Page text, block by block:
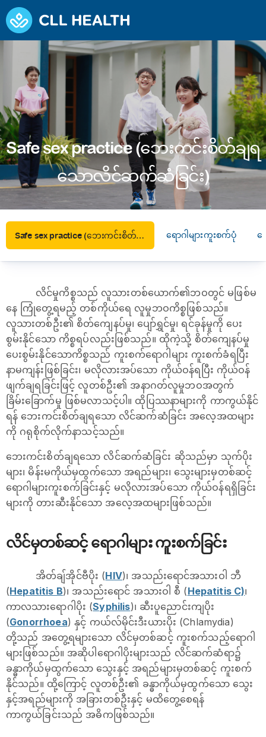
Safe sex practice (ဘေးကင်းစိတ်ချရ
သောလိင်ဆက်ဆံခြင်း)
Safe sex practice (ဘေးကင်းစိတ်ချရသောလိင်ဆက်ဆံခြင်း) ရောဂါများကူးစက်ပုံ ဘ
လိင်မှုကိစ္စသည် လူသားတစ်ယောက်၏ဘဝတွင် မဖြစ်မ
နေ ကြုံတွေ့ရမည့် တစ်ကိုယ်ရေ လူမှုဘဝကိစ္စဖြစ်သည်။
လူသားတစ်ဦး၏ စိတ်ကျေနပ်မှု၊ ပျော်ရွှင်မှု၊ ရင်ခုန်မှုကို ပေး
စွမ်းနိုင်သော ကိစ္စရပ်လည်းဖြစ်သည်။ ထိုကဲ့သို့ စိတ်ကျေနပ်မှု
ပေးစွမ်းနိုင်သောကိစ္စသည် ကူးစက်ရောဂါများ ကူးစက်ခံရပြီး
နာမကျန်းဖြစ်ခြင်း၊ မလိုလားအပ်သော ကိုယ်ဝန်ရပြီး ကိုယ်ဝန်
ဖျက်ချရခြင်းဖြင့် လူတစ်ဦး၏ အနာဂတ်လူမှုဘဝအတွက်
ခြိမ်းခြောက်မှု ဖြစ်မလာသင့်ပါ။ ထိုပြဿနာများကို ကာကွယ်နိုင်
ရန် ဘေးကင်းစိတ်ချရသော လိင်ဆက်ဆံခြင်း အလေ့အထများ
ကို ဂရုစိုက်လိုက်နာသင့်သည်။
ဘေးကင်းစိတ်ချရသော လိင်ဆက်ဆံခြင်း ဆိုသည်မှာ သုက်ပိုး
များ၊ မိန်းမကိုယ်မှထွက်သော အရည်များ၊ သွေးများမှတစ်ဆင့်
ရောဂါများကူးစက်ခြင်းနှင့် မလိုလားအပ်သော ကိုယ်ဝန်ရရှိခြင်း
များကို တားဆီးနိုင်သော အလေ့အထများဖြစ်သည်။
လိင်မှတစ်ဆင့် ရောဂါများ ကူးစက်ခြင်း
အိတ်ချ်အိုင်ဗီပိုး (HIV)၊ အသည်းရောင်အသားဝါ ဘီ
(Hepatitis B)၊ အသည်းရောင် အသားဝါ စီ (Hepatitis C)၊
ကာလသားရောဂါပိုး (Syphilis)၊ ဆီးပူညောင်းကျပိုး
(Gonorrhoea) နှင့် ကယ်လ်မိုင်းဒီးယားပိုး (Chlamydia)
တို့သည် အတွေ့ရများသော လိင်မှတစ်ဆင့် ကူးစက်သည့်ရောဂါ
များဖြစ်သည်။ အဆိုပါရောဂါပိုးများသည် လိင်ဆက်ဆံရာ၌
ခန္ဓာကိုယ်မှထွက်သော သွေးနှင့် အရည်များမှတစ်ဆင့် ကူးစက်
နိုင်သည်။ ထို့ကြောင့် လူတစ်ဦး၏ ခန္ဓာကိုယ်မှထွက်သော သွေး
နှင့်အရည်များကို အခြားတစ်ဦးနှင့် မထိတွေ့စေရန်
ကာကွယ်ခြင်းသည် အဓိကဖြစ်သည်။